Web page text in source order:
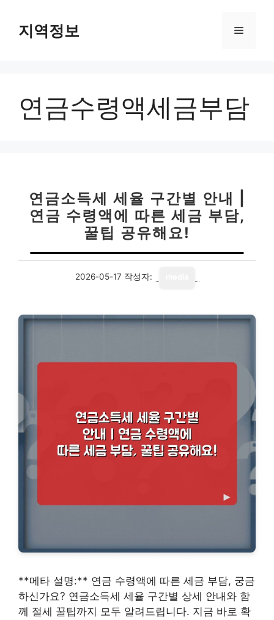
지역정보 메
연금수령액세금부담
연금소득세 세율 구간별 안내 |
연금 수령액에 따른 세금 부담,
꿀팁 공유해요!
2026-05-17 작성자:
**메타 설명:** 연금 수령액에 따른 세금 부담, 궁금
하신가요? 연금소득세 세율 구간별 상세 안내와 함
께 절세 꿀팁까지 모두 알려드립니다. 지금 바로 확